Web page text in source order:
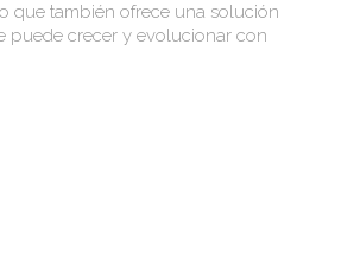
que también ofrece una solución
puede crecer y evolucionar con